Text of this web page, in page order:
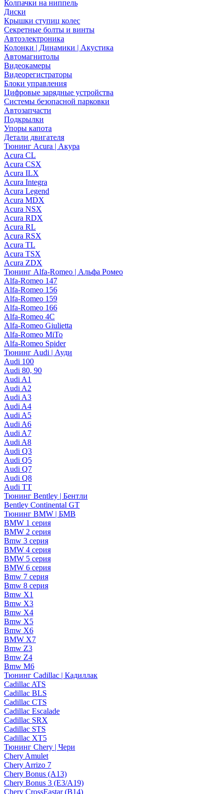
Колпачки на ниппель
Диски
Крышки ступиц колес
Секретные болты и винты
Автоэлектроника
Колонки | Динамики | Акустика
Автомагнитолы
Видеокамеры
Видеорегистраторы
Блоки управления
Цифровые зарядные устройства
Системы безопасной парковки
Автозапчасти
Подкрылки
Упоры капота
Детали двигателя
Тюнинг Acura | Акура
Acura CL
Acura CSX
Acura ILX
Acura Integra
Acura Legend
Acura MDX
Acura NSX
Acura RDX
Acura RL
Acura RSX
Acura TL
Acura TSX
Acura ZDX
Тюнинг Alfa-Romeo | Альфа Ромео
Alfa-Romeo 147
Alfa-Romeo 156
Alfa-Romeo 159
Alfa-Romeo 166
Alfa-Romeo 4C
Alfa-Romeo Giulietta
Alfa-Romeo MiTo
Alfa-Romeo Spider
Тюнинг Audi | Ауди
Audi 100
Audi 80, 90
Audi A1
Audi A2
Audi A3
Audi A4
Audi A5
Audi A6
Audi A7
Audi A8
Audi Q3
Audi Q5
Audi Q7
Audi Q8
Audi TT
Тюнинг Bentley | Бентли
Bentley Continental GT
Тюнинг BMW | БМВ
BMW 1 серия
BMW 2 серия
Bmw 3 серия
BMW 4 серия
BMW 5 серия
BMW 6 серия
Bmw 7 серия
Bmw 8 серия
Bmw X1
Bmw X3
Bmw X4
Bmw X5
Bmw X6
BMW X7
Bmw Z3
Bmw Z4
Bmw М6
Тюнинг Cadillac | Кадиллак
Cadillac ATS
Cadillac BLS
Cadillac CTS
Cadillac Escalade
Cadillac SRX
Cadillac STS
Cadillac XT5
Тюнинг Chery | Чери
Chery Amulet
Chery Arrizo 7
Chery Bonus (A13)
Chery Bonus 3 (E3/A19)
Chery CrossEastar (B14)